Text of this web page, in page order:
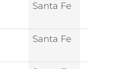
Santa Fe
Santa Fe